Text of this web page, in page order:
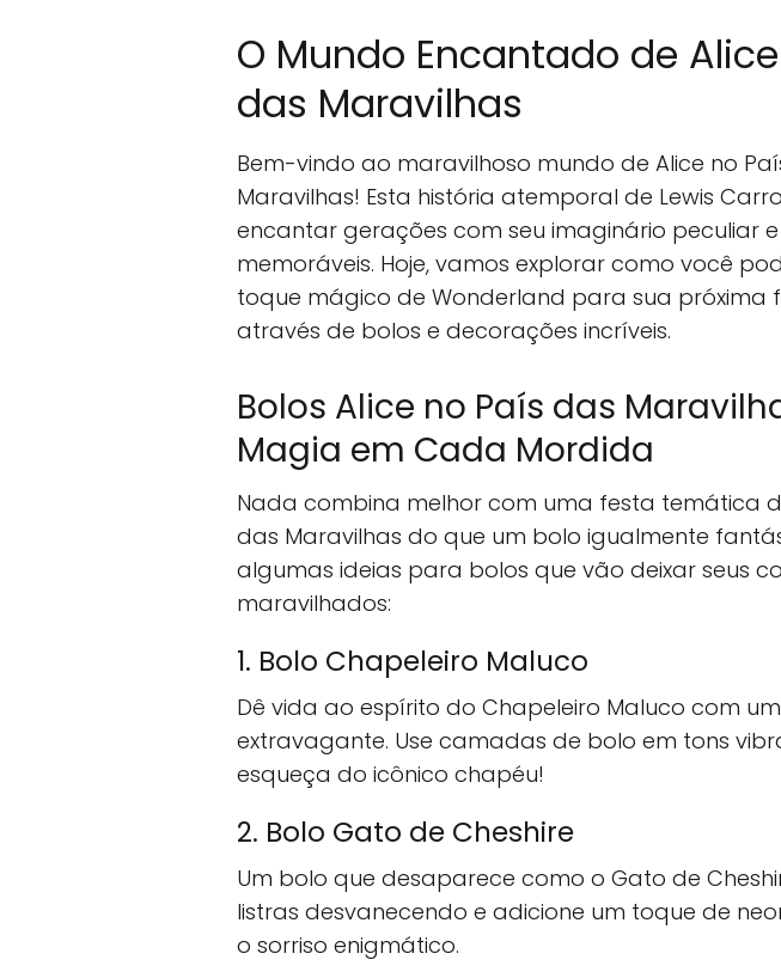
O Mundo Encantado de
das Maravilhas
Bem-vindo ao maravilhoso mundo de Alice no
Maravilhas! Esta história atemporal de Lewis
encantar gerações com seu imaginário peculiar
memoráveis. Hoje, vamos explorar como você
toque mágico de Wonderland para sua próxima
através de bolos e decorações incríveis.
Bolos Alice no País das
Magia em Cada Mordida
Nada combina melhor com uma festa temática
das Maravilhas do que um bolo igualmente
algumas ideias para bolos que vão deixar seus
maravilhados:
1. Bolo Chapeleiro Maluco
Dê vida ao espírito do Chapeleiro Maluco com
extravagante. Use camadas de bolo em tons
esqueça do icônico chapéu!
2. Bolo Gato de Cheshire
Um bolo que desaparece como o Gato de
listras desvanecendo e adicione um toque de
o sorriso enigmático.